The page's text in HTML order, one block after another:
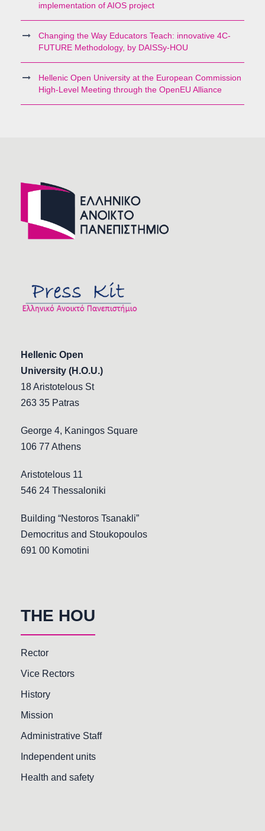
implementation of AIOS project
Changing the Way Educators Teach: innovative 4C-
FUTURE Methodology, by DAISSy-HOU
Hellenic Open University at the European Commission
High-Level Meeting through the OpenEU Alliance
Hellenic Open
University (H.O.U.)
18 Aristotelous St
263 35 Patras
George 4, Kaningos Square
106 77 Athens
Aristotelous 11
546 24 Thessaloniki
Building “Nestoros Tsanakli”
Democritus and Stoukopoulos
691 00 Komotini
THE HOU
Rector
Vice Rectors
History
Mission
Administrative Staff
Independent units
Health and safety